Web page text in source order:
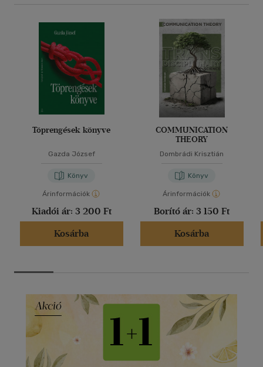
Töprengések könyve
Gazda József
Könyv
Árinformációk
Kiadói ár: 3 200 Ft
Kosárba
COMMUNICATION
THEORY
Dombrádi Krisztián
Könyv
Árinformációk
Borító ár: 3 150 Ft
Kosárba